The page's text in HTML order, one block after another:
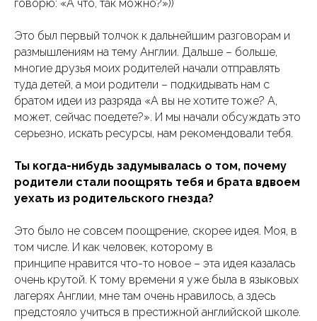
говорю: «А что, так можно?»))
Это был первый толчок к дальнейшим разговорам и
размышлениям на тему Англии. Дальше – больше,
многие друзья моих родителей начали отправлять
туда детей, а мои родители – подкидывать нам с
братом идеи из разряда «А вы не хотите тоже? А,
может, сейчас поедете?». И мы начали обсуждать это
серьезно, искать ресурсы, нам рекомендовали тебя.
Ты когда-нибудь задумывалась о том, почему
родители стали поощрять тебя и брата вдвоем
уехать из родительского гнезда?
Это было не совсем поощрение, скорее идея. Моя, в
том числе. И как человек, которому в
принципе нравится что-то новое – эта идея казалась
очень крутой. К тому времени я уже была в языковых
лагерях Англии, мне там очень нравилось, а здесь
предстояло учиться в престижной английской школе.